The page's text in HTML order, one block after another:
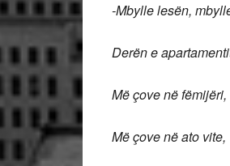
-Mbylle lesën,
Derën e
Më çove në fëmijëri,
Më çove në ato vite,